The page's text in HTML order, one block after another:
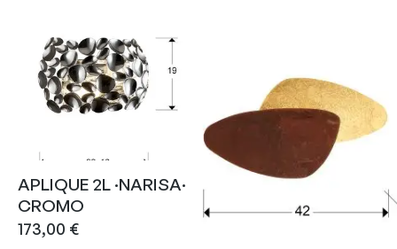
APLIQUE 2L ·NARISA·
CROMO
173,00 €